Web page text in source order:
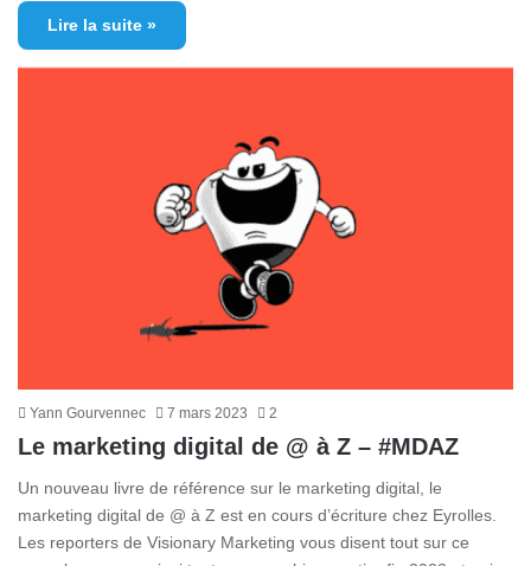
Lire la suite »
Yann Gourvennec 7 mars 2023 2
Le marketing digital de @ à Z – #MDAZ
Un nouveau livre de référence sur le marketing digital, le
marketing digital de @ à Z est en cours d’écriture chez Eyrolles.
Les reporters de Visionary Marketing vous disent tout sur ce